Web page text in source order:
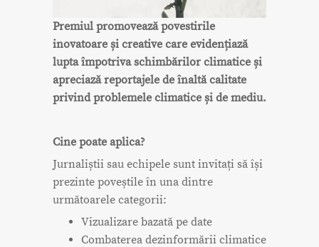
Premiul promovează povestirile
inovatoare și creative care evidențiază
lupta împotriva schimbărilor climatice și
apreciază reportajele de înaltă calitate
privind problemele climatice și de mediu.
Cine poate aplica?
Jurnaliștii sau echipele sunt invitați să își
prezinte poveștile în una dintre
următoarele categorii:
Vizualizare bazată pe date
Combaterea dezinformării climatice